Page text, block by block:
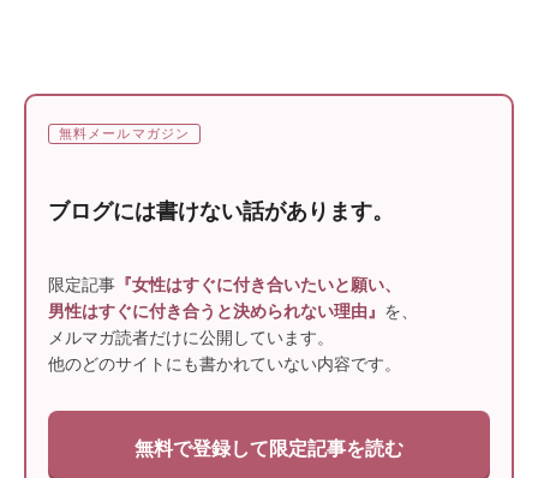
無料メールマガジン
ブログには書けない話があります。
限定記事 『女性はすぐに付き合いたいと願い、
男性はすぐに付き合うと決められない理由』 を、
メルマガ読者だけに公開しています。
他のどのサイトにも書かれていない内容です。
無料で登録して限定記事を読む